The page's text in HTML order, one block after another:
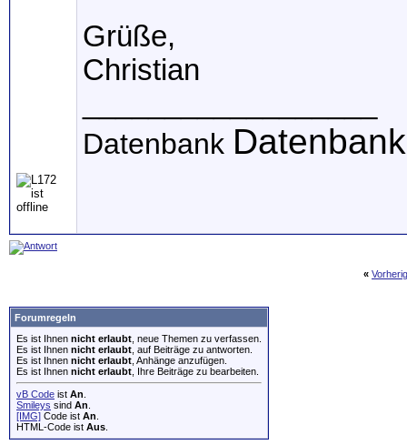
Grüße,
Christian
Datenbank Datenbank
«
Forumregeln
Es ist Ihnen nicht erlaubt , neue Themen zu verfassen.
Es ist Ihnen nicht erlaubt , auf Beiträge zu antworten.
Es ist Ihnen nicht erlaubt , Anhänge anzufügen.
Es ist Ihnen nicht erlaubt , Ihre Beiträge zu bearbeiten.
vB Code ist An
Smileys sind An
[IMG] Code ist An
HTML-Code ist Aus